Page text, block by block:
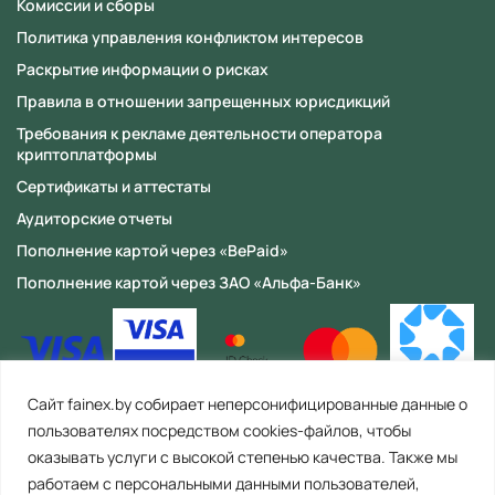
Сайт fainex.by собирает неперсонифицированные данные о
пользователях посредством cookies-файлов, чтобы
оказывать услуги с высокой степенью качества. Также мы
работаем с персональными данными пользователей,
Комиссии и сборы
Политика управления конфликтом интересов
Раскрытие информации о рисках
Правила в отношении запрещенных юрисдикций
Требования к рекламе деятельности оператора
криптоплатформы
Сертификаты и аттестаты
Аудиторские отчеты
Пополнение картой через «BePaid»
Пополнение картой через ЗАО «Альфа-Банк»
Вопрос
Согласиена обработку персональных данных
находится в разработке,
следите за новостями о
запуске!